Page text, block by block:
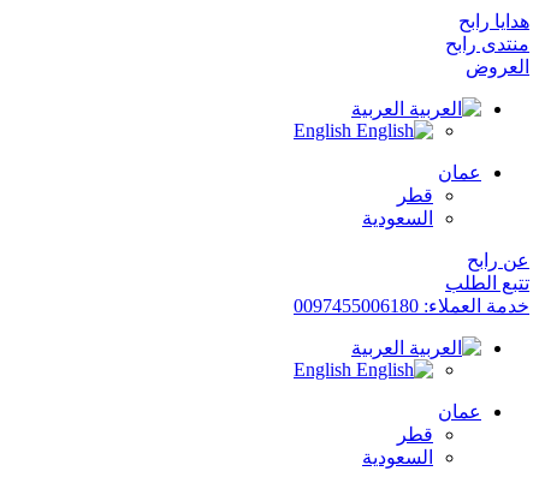
هدايا رابح
منتدى رابح
العروض
العربية
English
عمان
قطر
السعودية
عن رابح
تتبع الطلب
خدمة العملاء: 0097455006180
العربية
English
عمان
قطر
السعودية